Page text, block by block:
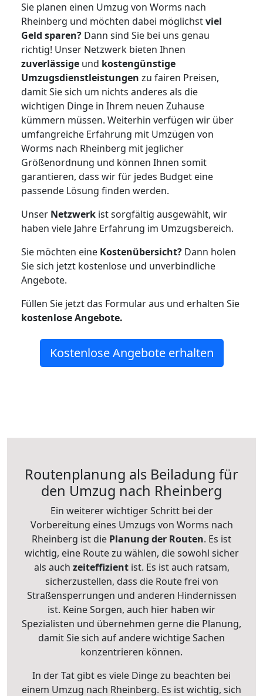
Sie planen einen Umzug von Worms nach
Rheinberg und möchten dabei möglichstviel
Geld sparen? Dann sind Sie bei uns genau
richtig! Unser Netzwerk bieten Ihnen
zuverlässige und kostengünstige
Umzugsdienstleistungen zu fairen Preisen,
damit Sie sich um nichts anderes als die
wichtigen Dinge in Ihrem neuen Zuhause
kümmern müssen. Weiterhin verfügen wir über
umfangreiche Erfahrung mit Umzügen von
Worms nach Rheinberg mit jeglicher
Größenordnung und können Ihnen somit
garantieren, dass wir für jedes Budget eine
passende Lösung finden werden.
Unser Netzwerk ist sorgfältig ausgewählt, wir
haben viele Jahre Erfahrung im Umzugsbereich.
Sie möchten eine Kostenübersicht? Dann holen
Sie sich jetzt kostenlose und unverbindliche
Angebote.
Füllen Sie jetzt das Formular aus und erhalten Sie
kostenloseAngebote.
Kostenlose Angebote erhalten
Routenplanung als Beiladung für
den Umzug nach Rheinberg
Ein weiterer wichtiger Schritt bei der
Vorbereitung eines Umzugs von Worms nach
Rheinberg ist die Planung der Routen. Es ist
wichtig, eine Route zu wählen, die sowohl sicher
als auch zeiteffizientist. Es ist auch ratsam,
sicherzustellen, dass die Route frei von
Straßensperrungen und anderen Hindernissen
ist. Keine Sorgen, auch hier haben wir
Spezialisten und übernehmen gerne die Planung,
damit Sie sich auf andere wichtige Sachen
konzentrieren können.
In der Tat gibt es viele Dinge zu beachten bei
einem Umzug nach Rheinberg. Es ist wichtig, sich